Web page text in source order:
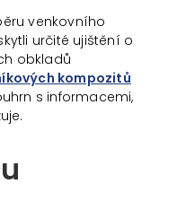
venkovního
určité ujištění o
obkladů
kompozitů
s informacemi,